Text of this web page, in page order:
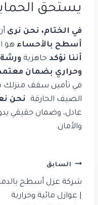
يستحق
في الختام، نحن نرى
أسطح بالأحساء هو
أننا نؤكد جاهزية ورشة
وحراري بضمان معتمد
في تأمين سقف منزلك
الصيف الحارقة. نحن
عادل، وضمان حقيقي
والأمان.
تصفّح
المقالات
السابق
شركة عزل أسطح
| عوازل مائية وحرارية